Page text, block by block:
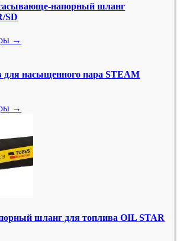
напорный шланг
SD
→
насыщенного пара STEAM
→
шланг для топлива OIL STAR